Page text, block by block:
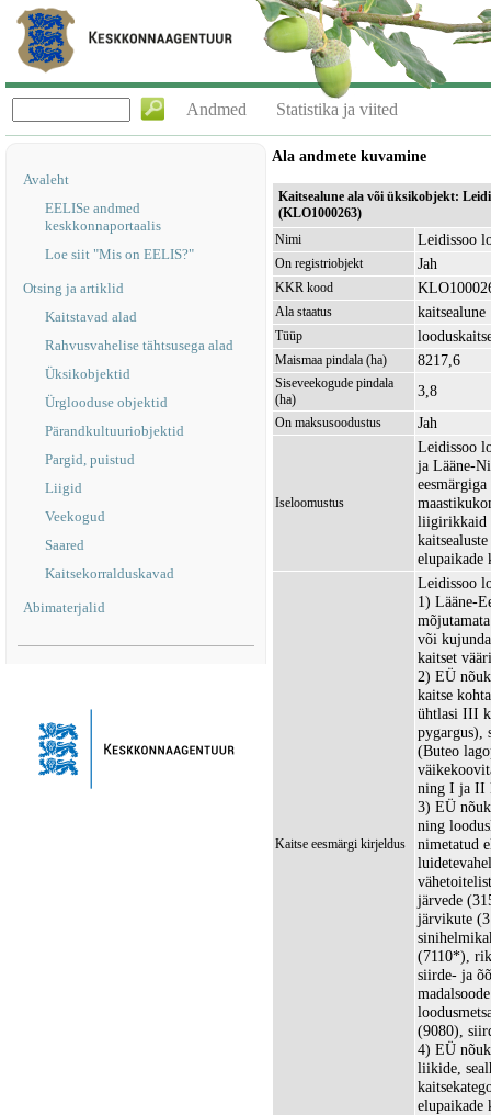
Andmed Statistika ja viited
Avaleht
EELISe andmed
keskkonnaportaalis
Loe siit "Mis on EELIS?"
Otsing ja artiklid
Kaitstavad alad
Rahvusvahelise tähtsusega alad
Üksikobjektid
Ürglooduse objektid
Pärandkultuuriobjektid
Pargid, puistud
Liigid
Veekogud
Saared
Kaitsekorralduskavad
Abimaterjalid
Ala andmete kuvamine
Kaitsealune ala või üksikobjekt:
(KLO1000263)
Nimi
Leidissoo
On registriobjekt Jah
KKR kood
Ala staatus kaitsealune
Tüüp
Maismaa pindala (ha) 8217,6
Siseveekogude pindala
(ha)
3,8
On maksusoodustus Jah
Iseloomustus
Leidissoo
ja Lääne-
liigirikkaid
elupaikade
Kaitse eesmärgi kirjeldus
Leidissoo
1) Lääne-
või
kaitset
2) EÜ
kaitse
ühtlasi III
pygargus),
(Buteo
ning I ja II
3) EÜ
ning
nimetatud
järvede
järvikute
(7110*),
siirde- ja
(9080),
4) EÜ
liikide,
elupaikade